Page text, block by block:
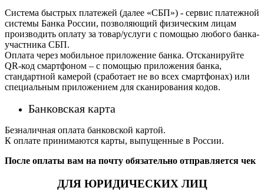
Система быстрых платежей (далее «СБП») - сервис платежной
системы Банка России, позволяющий физическим лицам
производить оплату за товар/услуги с помощью любого банка-
участника СБП.
Оплата через мобильное приложение банка. Отсканируйте
QR-код смартфоном – с помощью приложения банка,
стандартной камерой (сработает не во всех смартфонах) или
специальным приложением для сканирования кодов.
Банковская карта
Безналичная оплата банковской картой.
К оплате принимаются карты, выпущенные в России.
После оплаты вам на почту обязательно отправляется чек
ДЛЯ ЮРИДИЧЕСКИХ ЛИЦ